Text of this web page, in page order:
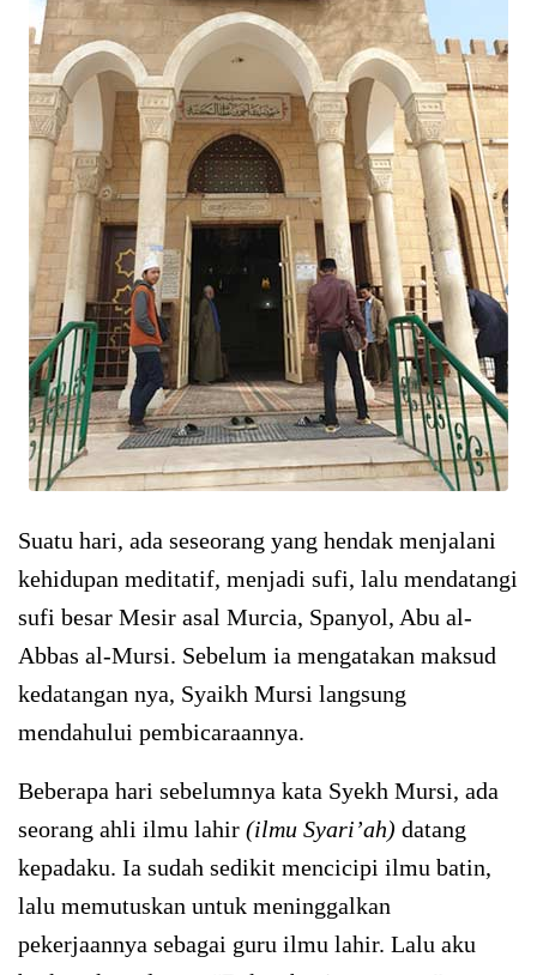
Suatu hari, ada seseorang yang hendak menjalani
kehidupan meditatif, menjadi sufi, lalu mendatangi
sufi besar Mesir asal Murcia, Spanyol, Abu al-
Abbas al-Mursi. Sebelum ia mengatakan maksud
kedatangan nya, Syaikh Mursi langsung
mendahului pembicaraannya.
Beberapa hari sebelumnya kata Syekh Mursi, ada
seorang ahli ilmu lahir (ilmu Syari’ah) datang
kepadaku. Ia sudah sedikit mencicipi ilmu batin,
lalu memutuskan untuk meninggalkan
pekerjaannya sebagai guru ilmu lahir. Lalu aku